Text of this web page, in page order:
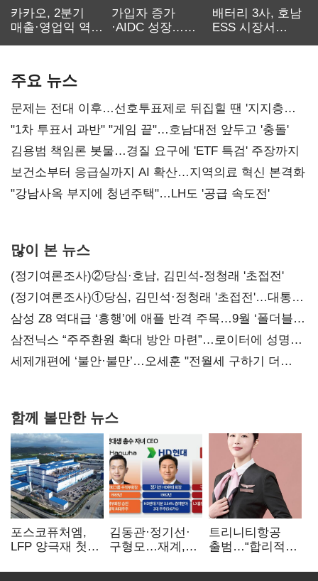
카카오, 2분기
매출·영업익 역대
가입자 증가
·AIDC 성장…
배터리 3사, 호남
ESS 시장서
주요 뉴스
문제는 전대 이후…선호투표제로 뒤집힐 땐 '지지층
불복'
"1차 투표서 과반" "게임 끝"…호남대전 앞두고 '충돌'
김용범 책임론 봇물…경질 요구에 'ETF 특검' 주장까지
보건소부터 응급실까지 AI 확산…지역의료 혁신 본격화
"강남사옥 부지에 청년주택"…LH도 '공급 속도전'
많이 본 뉴스
(정기여론조사)②당심·호남, 김민석-정청래 '초접전'
(정기여론조사)①당심, 김민석·정청래 '초접전'…대통령
지지도 '50% 아래로'(종합)
삼성 Z8 역대급 ‘흥행’에 애플 반격 주목…9월 ‘폴더블
대전’
삼전닉스 “주주환원 확대 방안 마련”…로이터에 성명
보내
세제개편에 ‘불안·불만’…오세훈 "전월세 구하기 더
함께 볼만한 뉴스
포스코퓨처엠,
LFP 양극재 첫
ESS 시장 공략
김동관·정기선·
구형모…재계,
전성시대
트리니티항공
출범…“합리적
서비스로 승부”